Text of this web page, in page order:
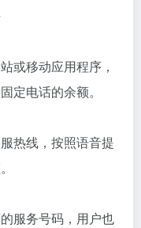
或移动应用程序，
定电话的余额。
热线，按照语音提
服务号码，用户也